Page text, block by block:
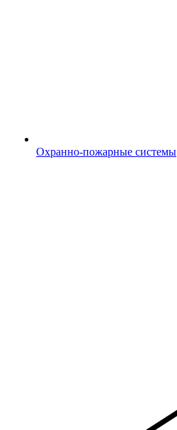
Охранно-пожарные системы